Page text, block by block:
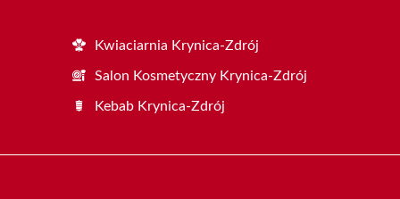
Kwiaciarnia Krynica-Zdrój
Salon Kosmetyczny Krynica-Zdrój
Kebab Krynica-Zdrój